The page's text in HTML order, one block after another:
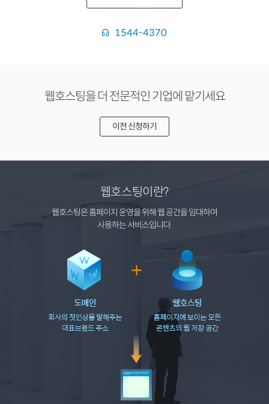
1544-4370
웹호스팅을 더 전문적인 기업에 맡기세요
이전 신청하기
웹호스팅이란?
웹호스팅은 홈페이지 운영을 위해 웹 공간을 임대하여
사용하는 서비스입니다.